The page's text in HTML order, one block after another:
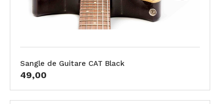
Sangle de Guitare CAT Black
49,00